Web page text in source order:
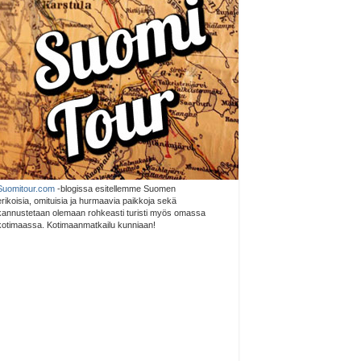
-blogissa esitellemme Suomen
omituisia ja hurmaavia paikkoja sekä
olemaan rohkeasti turisti myös omassa
Kotimaanmatkailu kunniaan!